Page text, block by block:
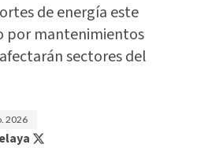
de energía este
por mantenimientos
sectores del
2026